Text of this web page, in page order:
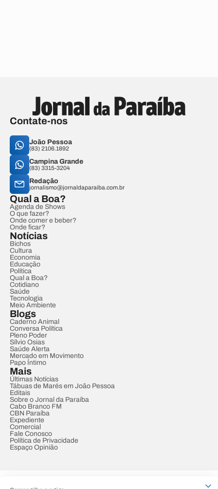
Contate-nos
João Pessoa
(83) 2106.1892
Campina Grande
(83) 3315-3204
Redação
jornalismo@jornaldaparaiba.com.br
Qual a Boa?
Agenda de Shows
O que fazer?
Onde comer e beber?
Onde ficar?
Notícias
Bichos
Cultura
Economia
Educação
Política
Qual a Boa?
Cotidiano
Saúde
Tecnologia
Meio Ambiente
Blogs
Caderno Animal
Conversa Política
Pleno Poder
Sílvio Osias
Saúde Alerta
Mercado em Movimento
Papo Íntimo
Mais
Últimas Notícias
Tábuas de Marés em João Pessoa
Editais
Sobre o Jornal da Paraíba
Cabo Branco FM
CBN Paraíba
Expediente
Comercial
Fale Conosco
Política de Privacidade
Espaço Opinião